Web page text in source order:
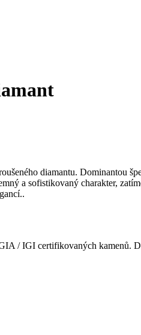
diamantu. Dominantou
a sofistikovaný charakter,
/ IGI certifikovaných kamenů.